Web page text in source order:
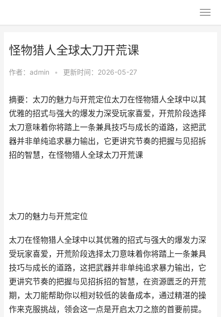
怪物猎人全球太刀开荒课
作者： admin • 更新时间：2026-05-27
摘要：太刀的魅力与开荒定位太刀在怪物猎人全球中以其
优雅的招式与强大的爆发力深受玩家喜爱，开荒阶段选择
太刀意味着你将踏上一条兼具技巧与成长的道路，这把武
器并非单纯追求暴力输出，它更讲究节奏的把握与见招拆
招的智慧，在怪物猎人全球太刀开荒课
太刀的魅力与开荒定位
太刀在怪物猎人全球中以其优雅的招式与强大的爆发力深
受玩家喜爱，开荒阶段选择太刀意味着你将踏上一条兼具
技巧与成长的道路，这把武器并非单纯追求暴力输出，它
更讲究节奏的把握与见招拆招的智慧，在资源匮乏的开荒
期，太刀能帮助你以相对较低的装备成本，通过精湛的操
作来克服挑战，领会这一点是开启太刀之旅的首要前提。